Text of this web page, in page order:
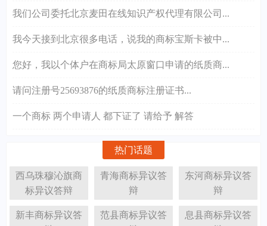
我们公司委托北京麦田在线知识产权代理有限公司...
我今天接到北京很多电话，说我的商标宝斯卡被中...
您好，我以个体户在商标局太原窗口申请的纸质商...
请问注册号25693876的纸质商标注册证书...
一个商标 两个申请人 都下证了 请给予 解答
热门话题
西乌珠穆沁旗商
标异议答辩
青海商标异议答
辩
东河商标异议答
辩
新丰商标异议答
范县商标异议答
息县商标异议答